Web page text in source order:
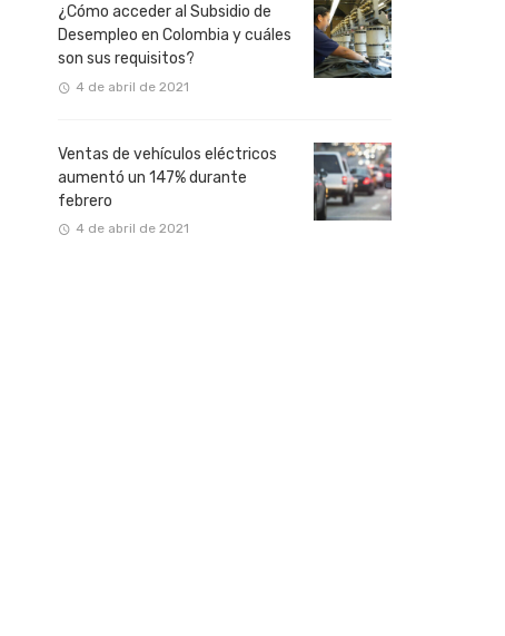
¿Cómo acceder al Subsidio de
Desempleo en Colombia y cuáles
son sus requisitos?
4 de abril de 2021
Ventas de vehículos eléctricos
aumentó un 147% durante
febrero
4 de abril de 2021